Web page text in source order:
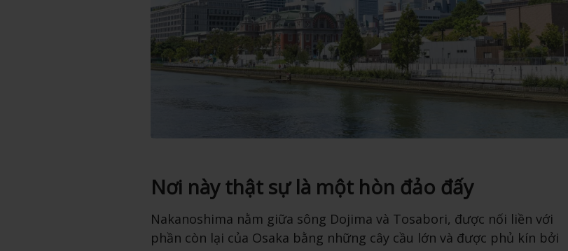
Nơi này thật sự là một hòn đảo đấy
Nakanoshima nằm giữa sông Dojima và Tosabori, được nối liền với
phần còn lại của Osaka bằng những cây cầu lớn và được phủ kín bởi